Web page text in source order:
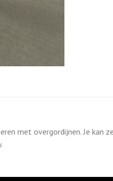
met overgordijnen. Je